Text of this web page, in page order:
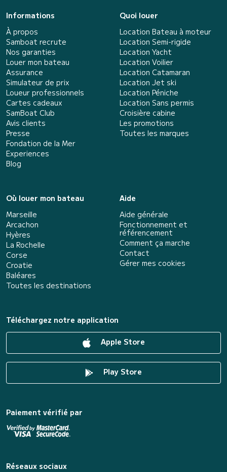
Informations
À propos
Samboat recrute
Nos garanties
Louer mon bateau
Assurance
Simulateur de prix
Loueur professionnels
Cartes cadeaux
SamBoat Club
Avis clients
Presse
Fondation de la Mer
Experiences
Blog
Quoi louer
Location Bateau à moteur
Location Semi-rigide
Location Yacht
Location Voilier
Location Catamaran
Location Jet ski
Location Péniche
Location Sans permis
Croisière cabine
Les promotions
Toutes les marques
Où louer mon bateau
Marseille
Arcachon
Hyères
La Rochelle
Corse
Croatie
Baléares
Toutes les destinations
Aide
Aide générale
Fonctionnement et
référencement
Comment ça marche
Contact
Gérer mes cookies
Téléchargez notre application
Apple Store
Play Store
Paiement vérifié par
Réseaux sociaux